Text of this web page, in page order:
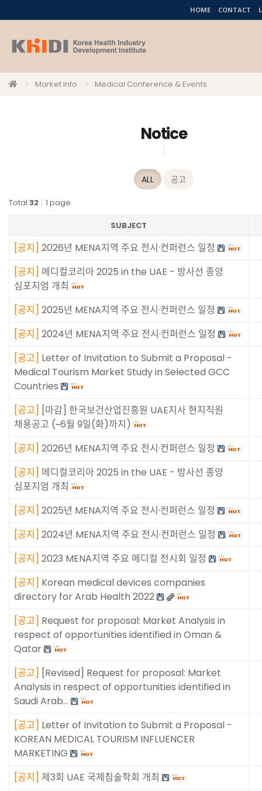
HOME CONTACT
Market Info Medical Conference & Events
Notice
ALL 공고
Total 32 / 1 page
SUBJECT
[공지] 2026년 MENA지역 주요 전시·컨퍼런스 일정
[공지] 메디컬코리아 2025 in the UAE - 방사선 종양
심포지엄 개최
[공지] 2025년 MENA지역 주요 전시·컨퍼런스 일정
[공지] 2024년 MENA지역 주요 전시·컨퍼런스 일정
[공고] Letter of Invitation to Submit a Proposal -
Medical Tourism Market Study in Selected GCC
Countries
[공고] [마감] 한국보건산업진흥원 UAE지사 현지직원
채용공고 (~6월 9일(화)까지)
[공지] 2026년 MENA지역 주요 전시·컨퍼런스 일정
[공지] 메디컬코리아 2025 in the UAE - 방사선 종양
심포지엄 개최
[공지] 2025년 MENA지역 주요 전시·컨퍼런스 일정
[공지] 2024년 MENA지역 주요 전시·컨퍼런스 일정
[공지] 2023 MENA지역 주요 메디컬 전시회 일정
[공지] Korean medical devices companies
directory for Arab Health 2022
[공고] Request for proposal: Market Analysis in
respect of opportunities identified in Oman &
Qatar
[공고] [Revised] Request for proposal: Market
Analysis in respect of opportunities identified in
Saudi Arab…
[공고] Letter of Invitation to Submit a Proposal -
KOREAN MEDICAL TOURISM INFLUENCER
MARKETING
[공지] 제3회 UAE 국제침술학회 개최